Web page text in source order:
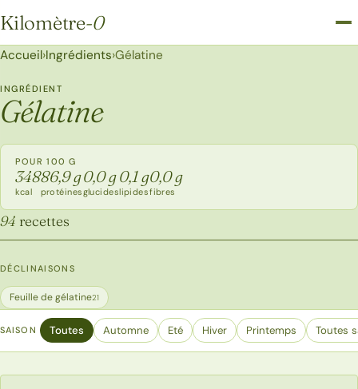
Kilomètre-0
Kilomètre-0
Accueil›Ingrédients›Gélatine
INGRÉDIENT
Gélatine
POUR 100 G
348
kcal
86,9 g
protéines
0,0 g
glucides
0,1 g
lipides
0,0 g
fibres
94 recettes
DÉCLINAISONS
Feuille de gélatine21
SAISON Toutes Automne Eté Hiver Printemps Toutes